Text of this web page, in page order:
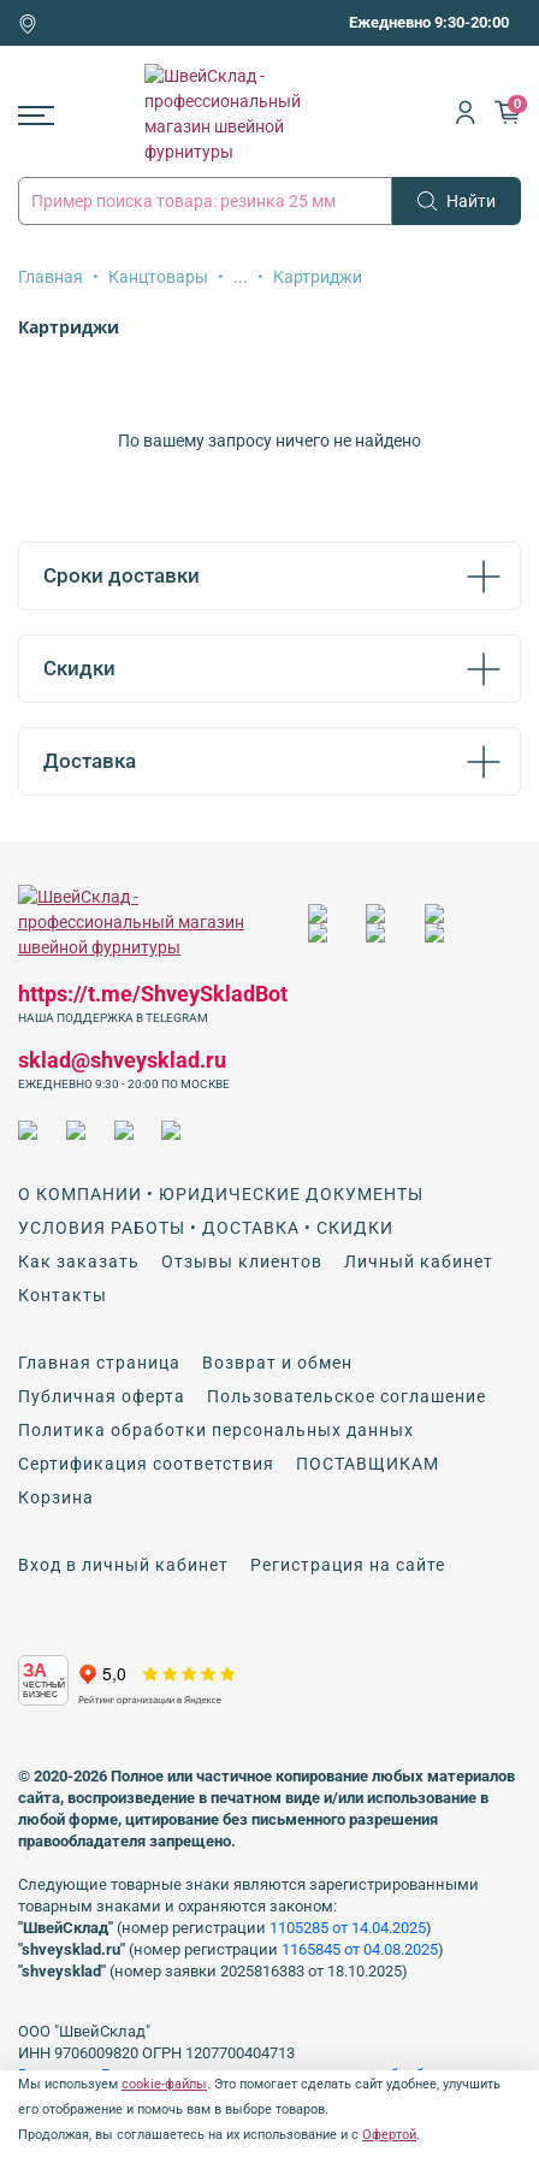
Ежедневно 9:30-20:00
Найти
0
Главная Канцтовары ... Картриджи
Картриджи
По вашему запросу ничего не найдено
Сроки доставки
Скидки
Доставка
О КОМПАНИИ • ЮРИДИЧЕСКИЕ ДОКУМЕНТЫ
УСЛОВИЯ РАБОТЫ • ДОСТАВКА • СКИДКИ
Как заказать
Отзывы клиентов
Личный кабинет
Контакты
Главная страница
Возврат и обмен
Публичная оферта
Пользовательское соглашение
Политика обработки персональных данных
Сертификация соответствия
ПОСТАВЩИКАМ
Корзина
Вход в личный кабинет Регистрация на сайте
https://t.me/ShveySkladBot
НАША ПОДДЕРЖКА В TELEGRAM
sklad@shveysklad.ru
ЕЖЕДНЕВНО 9:30 - 20:00 ПО МОСКВЕ
ЗА
ЧЕСТНЫЙ
БИЗНЕС
© 2020-2026 Полное или частичное копирование любых материалов
сайта, воспроизведение в печатном виде и/или использование в
любой форме, цитирование без письменного разрешения
правообладателя запрещено.
Следующие товарные знаки являются зарегистрированными
товарным знаками и охраняются законом:
"ШвейСклад" (номер регистрации 1105285 от 14.04.2025)
"shveуsklad.ru" (номер регистрации 1165845 от 04.08.2025)
"shveysklad" (номер заявки 2025816383 от 18.10.2025)
ООО "ШвейСклад"
ИНН 9706009820 ОГРН 1207700404713
Включен в Реестр операторов, осуществляющих обработку
персональных данных Роскомнадзора рег. № 77-23-150255, Приказ
№231 от 16.06.2023.
Мы используем cookie-файлы. Это помогает сделать сайт удобнее, улучшить
его отображение и помочь вам в выборе товаров.
Продолжая, вы соглашаетесь на их использование и с Офертой.